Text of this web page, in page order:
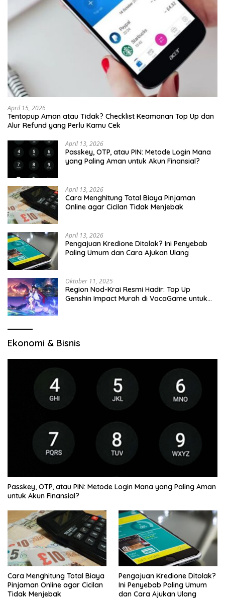
April 15, 2026
Tentopup Aman atau Tidak? Checklist Keamanan Top Up dan
Alur Refund yang Perlu Kamu Cek
April 13, 2026
Passkey, OTP, atau PIN: Metode Login Mana
yang Paling Aman untuk Akun Finansial?
April 13, 2026
Cara Menghitung Total Biaya Pinjaman
Online agar Cicilan Tidak Menjebak
April 13, 2026
Pengajuan Kredione Ditolak? Ini Penyebab
Paling Umum dan Cara Ajukan Ulang
Oktober 11, 2025
Region Nod-Krai Resmi Hadir: Top Up
Genshin Impact Murah di VocaGame untuk
Ekonomi & Bisnis
Passkey, OTP, atau PIN: Metode Login Mana yang Paling Aman
untuk Akun Finansial?
Cara Menghitung Total Biaya
Pinjaman Online agar Cicilan
Tidak Menjebak
Pengajuan Kredione Ditolak?
Ini Penyebab Paling Umum
dan Cara Ajukan Ulang